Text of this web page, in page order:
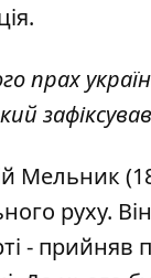
прах
зафіксував
Мельник
руху.
-